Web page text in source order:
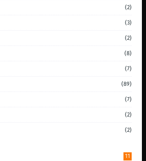
(2)
(3)
(2)
(8)
(7)
(89)
(7)
(2)
(2)
11